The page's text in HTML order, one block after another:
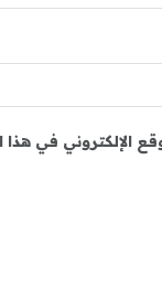
الإلكتروني في